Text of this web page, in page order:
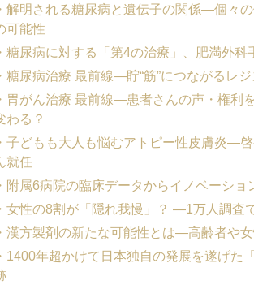
解明される糖尿病と遺伝子の関係―個々
可能性
糖尿病に対する「第4の治療」、肥満外科
糖尿病治療 最前線―貯“筋”につながるレ
胃がん治療 最前線―患者さんの声・権利
わる？
子どもも大人も悩むアトピー性皮膚炎―
就任
附属6病院の臨床データからイノベーシ
女性の8割が「隠れ我慢」？ ―1万人調査
漢方製剤の新たな可能性とは―高齢者や
1400年超かけて日本独自の発展を遂げた